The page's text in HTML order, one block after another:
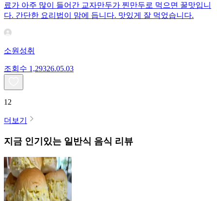
료가 아주 많이 들어간 교자만두가 찐만두로 먹으면 꿀맛입니
다. 간단한 요리법이 맘에 듭니다. 맛있게 잘 먹었습니다.
소원성취
조회수 1,29326.05.03
12
더보기
지금 인기있는 일반식 음식 리뷰